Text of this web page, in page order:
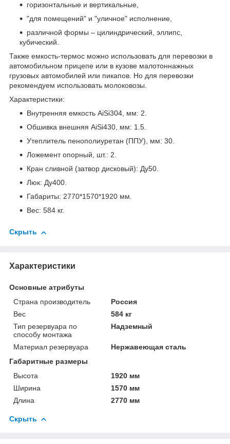
горизонтальные и вертикальные,
"для помещений" и "уличное" исполнение,
различной формы – цилиндрический, эллипс,
кубический.
Также емкость-термос можно использовать для перевозки в
автомобильном прицепе или в кузове малотоннажных
грузовых автомобилей или пикапов. Но для перевозки
рекомендуем использовать молоковозы.
Характеристики:
Внутренняя емкость AiSi304, мм: 2.
Обшивка внешняя AiSi430, мм: 1.5.
Утеплитель пенополиуретан (ППУ), мм: 30.
Ложемент опорный, шт.: 2.
Кран сливной (затвор дисковый): Ду50.
Люк: Ду400.
Габариты: 2770*1570*1920 мм.
Вес: 584 кг.
Скрыть
Характеристики
Основные атрибуты
Страна производитель
Россия
Вес
584 кг
Тип резервуара по
способу монтажа
Надземный
Материал резервуара
Нержавеющая сталь
Габаритные размеры
Высота
1920 мм
Ширина
1570 мм
Длина
2770 мм
Скрыть